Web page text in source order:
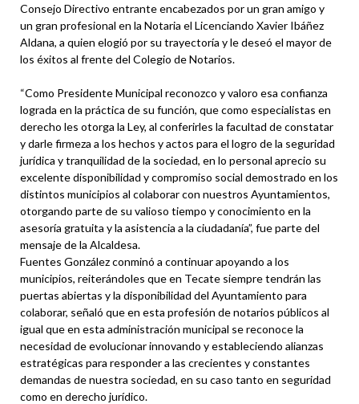
Consejo Directivo entrante encabezados por un gran amigo y
un gran profesional en la Notaria el Licenciando Xavier Ibáñez
Aldana, a quien elogió por su trayectoría y le deseó el mayor de
los éxitos al frente del Colegio de Notarios.
“Como Presidente Municipal reconozco y valoro esa confianza
lograda en la práctica de su función, que como especialistas en
derecho les otorga la Ley, al conferirles la facultad de constatar
y darle firmeza a los hechos y actos para el logro de la seguridad
jurídica y tranquilidad de la sociedad, en lo personal aprecio su
excelente disponibilidad y compromiso social demostrado en los
distintos municipios al colaborar con nuestros Ayuntamientos,
otorgando parte de su valioso tiempo y conocimiento en la
asesoría gratuita y la asistencia a la ciudadanía”, fue parte del
mensaje de la Alcaldesa.
Fuentes González conminó a continuar apoyando a los
municipios, reiterándoles que en Tecate siempre tendrán las
puertas abiertas y la disponibilidad del Ayuntamiento para
colaborar, señaló que en esta profesión de notarios públicos al
igual que en esta administración municipal se reconoce la
necesidad de evolucionar innovando y estableciendo alianzas
estratégicas para responder a las crecientes y constantes
demandas de nuestra sociedad, en su caso tanto en seguridad
como en derecho jurídico.